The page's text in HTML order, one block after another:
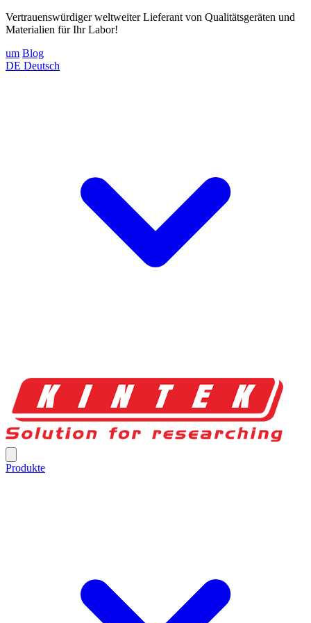
Vertrauenswürdiger weltweiter Lieferant von Qualitätsgeräten und
Materialien für Ihr Labor!
um Blog
DE Deutsch
Produkte